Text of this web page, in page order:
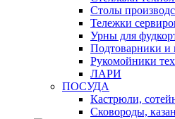
Столы
Тележки
Урны для
Подтоварники и
Рукомойники
ЛАРИ
ПОСУДА
Кастрюли,
Сковороды,